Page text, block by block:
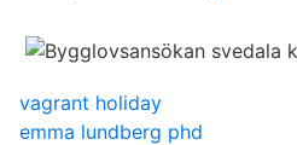
vagrant holiday
emma lundberg phd